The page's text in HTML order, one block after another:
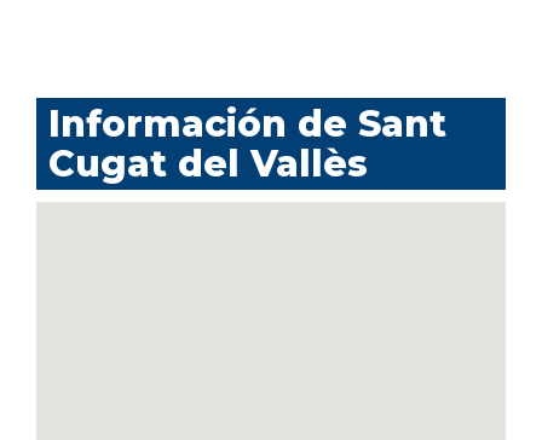
Información de Sant
Cugat del Vallès